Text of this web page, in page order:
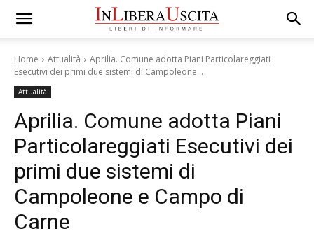
Home Attualità
Aprilia. Comune adotta Piani Particolareggiati
Esecutivi dei primi due sistemi di Campoleone...
Attualità
Aprilia. Comune adotta Piani
Particolareggiati Esecutivi dei
primi due sistemi di
Campoleone e Campo di
Carne